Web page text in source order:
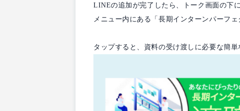
LINEの追加が完了したら、トーク画面の下
メニュー内にある「長期インターンパーフェ
タップすると、資料の受け渡しに必要な簡